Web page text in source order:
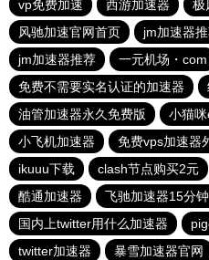
vp免费加速
西游加速器 极
风驰加速官网首页
jm加速器
jm加速器推荐
一元机场・com
免费不需要实名认证的加速器
油管加速器永久免费版
小猫
小飞机加速器
免费vps加速器
ikuuu下载
clash节点购买2元
酷通加速器
飞驰加速器15分
国内上twitter用什么加速器
twitter加速器
暴雪加速器官网